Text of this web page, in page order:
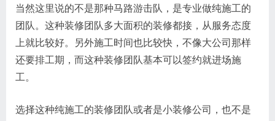
当然这里说的不是那种马路游击队，是专业做纯施工的
团队。这种装修团队多大面积的装修都接，从服务态度
上就比较好。另外施工时间也比较快，不像大公司那样
还要排工期，而这种装修团队基本可以签约就进场施
工。
选择这种纯施工的装修团队或者是小装修公司，也不是